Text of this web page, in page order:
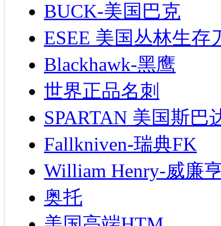
BUCK-美国巴克
ESEE 美国丛林生存
Blackhawk-黑鹰
世界正品名刺
SPARTAN 美国斯巴
Fallkniven-瑞典FK
William Henry-威廉
奥托